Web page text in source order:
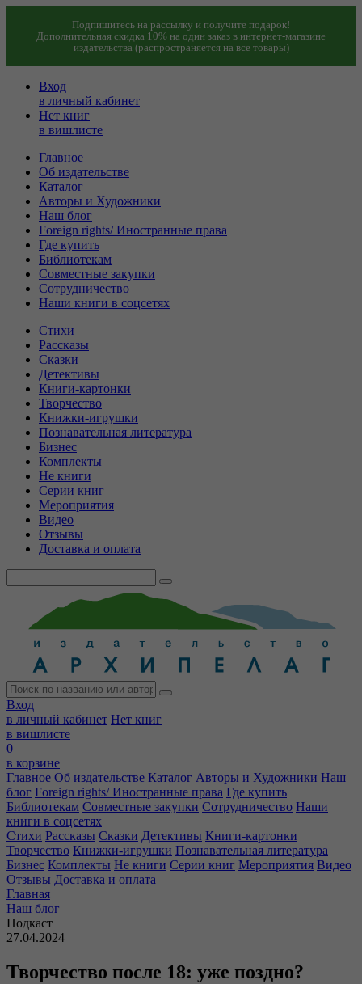
Подпишитесь на рассылку и получите подарок!
Дополнительная скидка 10% на один заказ в интернет-магазине
издательства (распространяется на все товары)
Вход
в личный кабинет
Нет книг
в вишлисте
Главное
Об издательстве
Каталог
Авторы и Художники
Наш блог
Foreign rights/ Иностранные права
Где купить
Библиотекам
Совместные закупки
Сотрудничество
Наши книги в соцсетях
Стихи
Рассказы
Сказки
Детективы
Книги-картонки
Творчество
Книжки-игрушки
Познавательная литература
Бизнес
Комплекты
Не книги
Серии книг
Мероприятия
Видео
Отзывы
Доставка и оплата
Вход
в личный кабинет Нет книг
в вишлисте
0
в корзине
Главное Об издательстве Каталог Авторы и Художники Наш
блог Foreign rights/ Иностранные права Где купить
Библиотекам Совместные закупки Сотрудничество Наши
книги в соцсетях
Стихи Рассказы Сказки Детективы Книги-картонки
Творчество Книжки-игрушки Познавательная литература
Бизнес Комплекты Не книги Серии книг Мероприятия Видео
Отзывы Доставка и оплата
Главная
Наш блог
Подкаст
27.04.2024
Творчество после 18: уже поздно?